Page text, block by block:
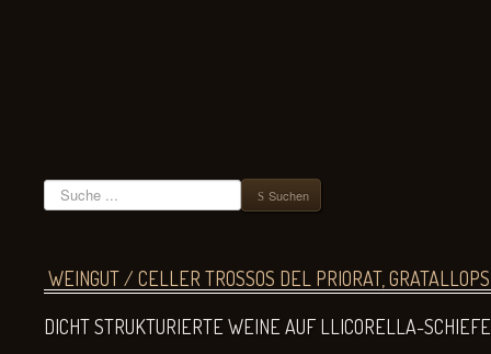
Suchen Suchen
WEINGUT / CELLER TROSSOS DEL PRIORAT,
DICHT STRUKTURIERTE WEINE AUF LLICORELLA-